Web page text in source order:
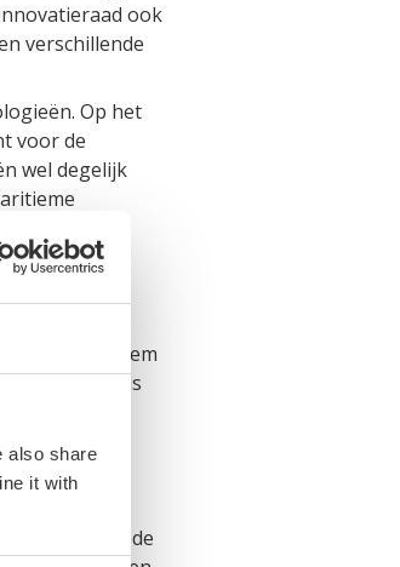
also share
it with
ook
verschillende
Op het
voor de
wel degelijk
Water en
waarin maritiem
van NML is
Innovation
bestuurlijke
voor een goede